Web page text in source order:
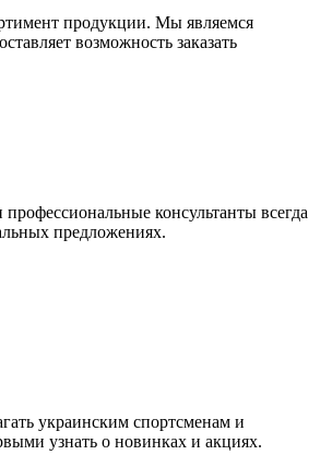
продукции. Мы являемся
возможность заказать
консультанты всегда
предложениях.
украинским спортсменам и
узнать о новинках и акциях.